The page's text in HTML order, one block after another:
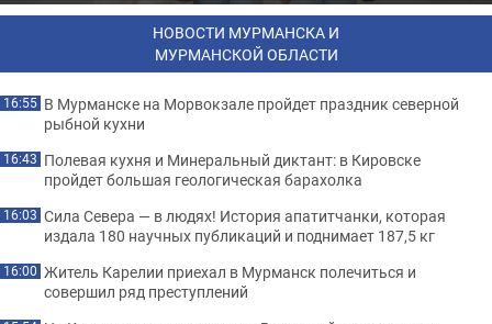
НОВОСТИ МУРМАНСКА И
МУРМАНСКОЙ ОБЛАСТИ
16:55 В Мурманске на Морвокзале пройдет праздник северной
рыбной кухни
16:43 Полевая кухня и Минеральный диктант: в Кировске
пройдет большая геологическая барахолка
16:03 Сила Севера — в людях! История апатитчанки, которая
издала 180 научных публикаций и поднимает 187,5 кг
16:00 Житель Карелии приехал в Мурманск полечиться и
совершил ряд преступлений